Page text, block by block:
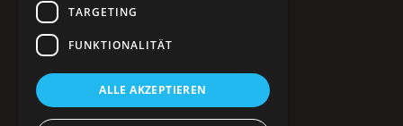
Reiseinfos & Tipps
Impressum
Datenschutz
TARGETING
FUNKTIONALITÄT
ALLE AKZEPTIEREN